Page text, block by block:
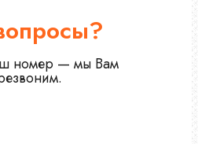
номер — мы Вам